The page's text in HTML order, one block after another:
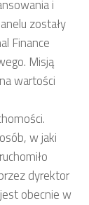
i
zostały
Finance
Misją
wartości
w jaki
dyrektor
obecnie w